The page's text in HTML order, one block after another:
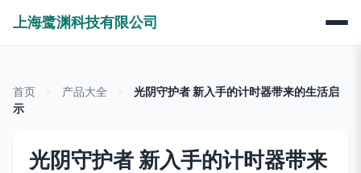
上海鹭渊科技有限公司
首页 产品大全
光阴守护者 新入手的计时器带来的生活启
示
光阴守护者 新入手的计时器带来